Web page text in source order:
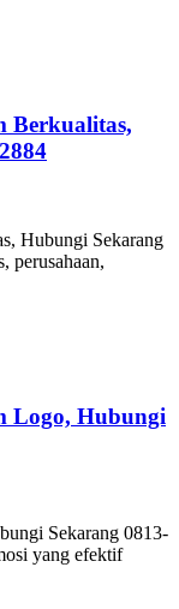
Berkualitas,
Hubungi Sekarang
perusahaan,
Logo, Hubungi
Sekarang 0813-
yang efektif